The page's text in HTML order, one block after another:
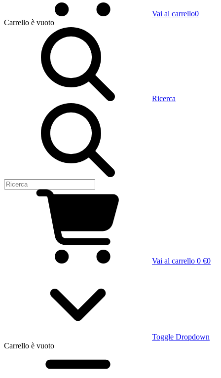
Vai al carrello0
Carrello è vuoto
Ricerca
Vai al carrello 0 €0
Toggle Dropdown
Carrello è vuoto